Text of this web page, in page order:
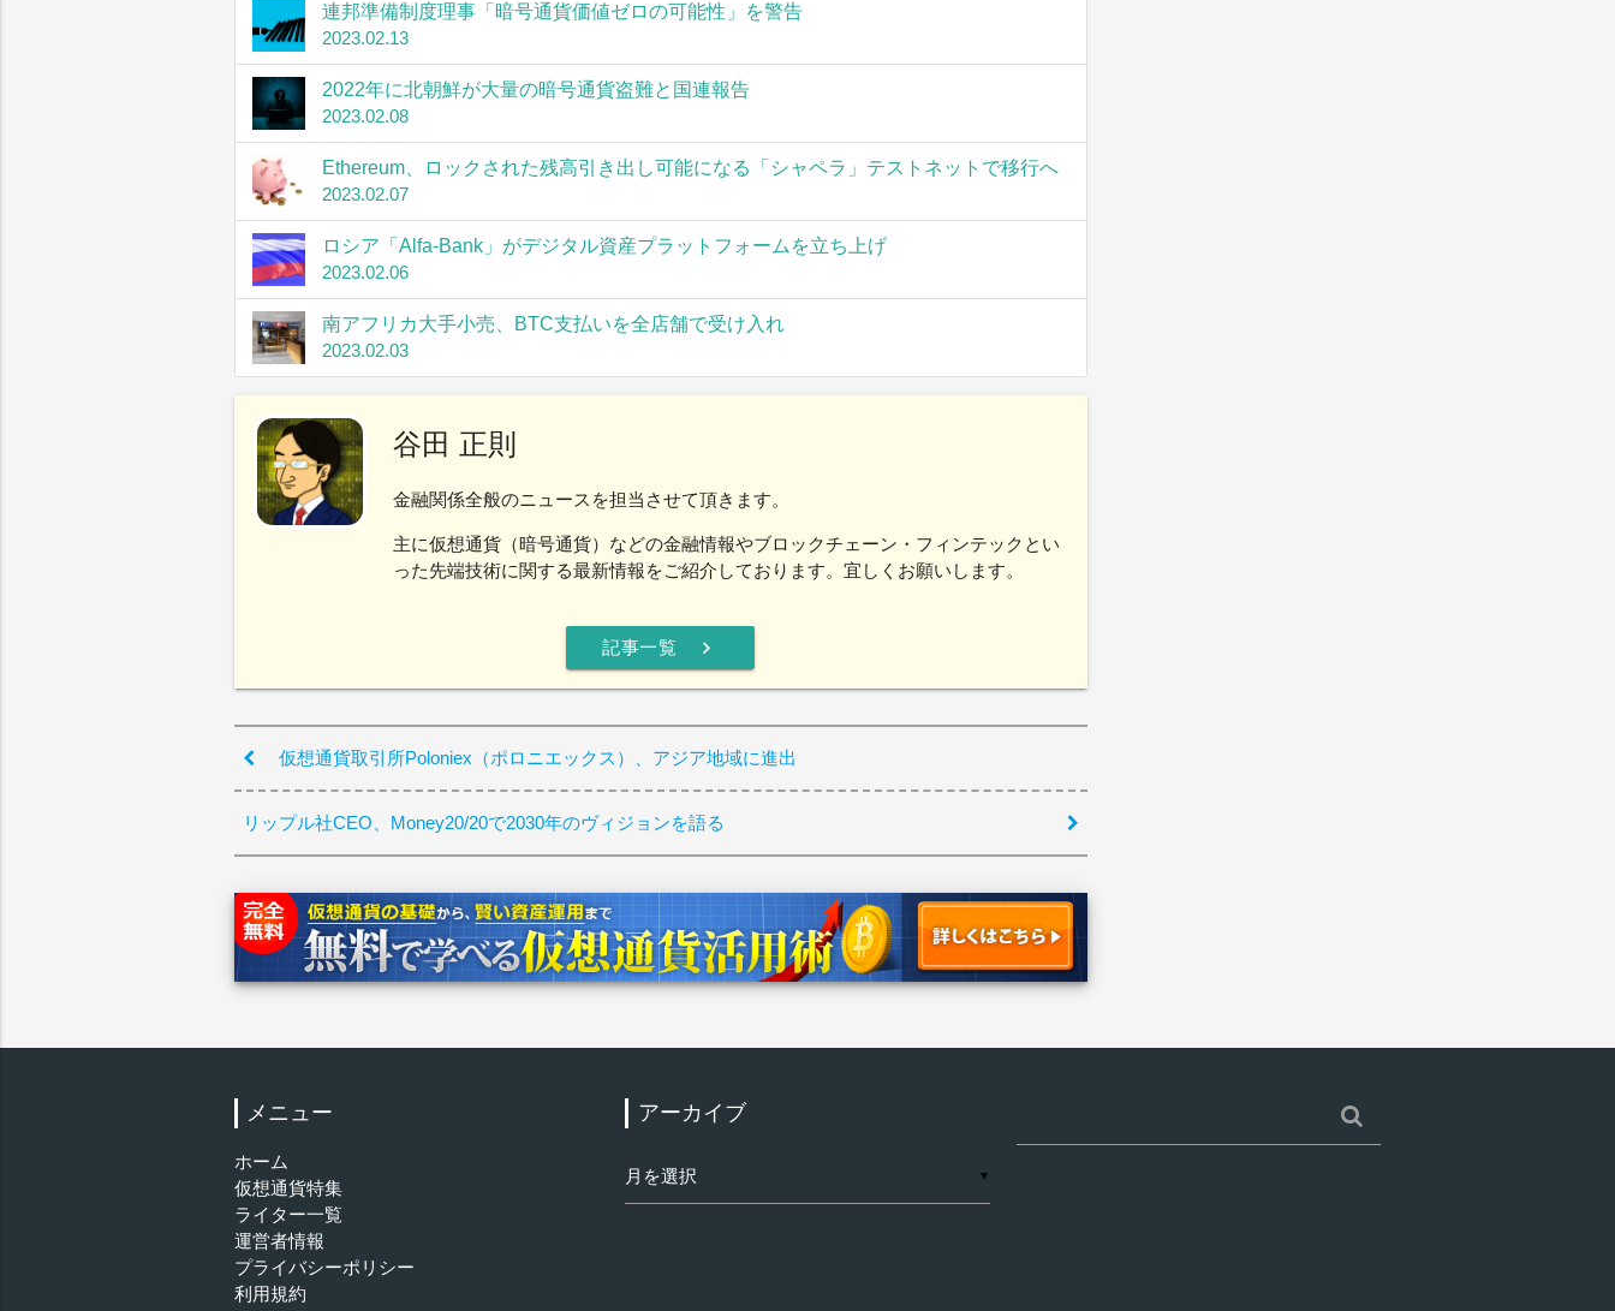
連邦準備制度理事「暗号通貨価値ゼロの可能性」を警告
2023.02.13
2022年に北朝鮮が大量の暗号通貨盗難と国連報告
2023.02.08
Ethereum、ロックされた残高引き出し可能になる「シャペラ」テストネットで移行へ
2023.02.07
ロシア「Alfa-Bank」がデジタル資産プラットフォームを立ち上げ
2023.02.06
南アフリカ大手小売、BTC支払いを全店舗で受け入れ
2023.02.03
谷田 正則
金融関係全般のニュースを担当させて頂きます。
主に仮想通貨（暗号通貨）などの金融情報やブロックチェーン・フィンテックとい
った先端技術に関する最新情報をご紹介しております。宜しくお願いします。
記事一覧 chevron_right
仮想通貨取引所Poloniex（ポロニエックス）、アジア地域に進出
リップル社CEO、Money20/20で2030年のヴィジョンを語る
メニュー
ホーム
仮想通貨特集
ライター一覧
運営者情報
プライバシーポリシー
利用規約
アーカイブ
ー
カ
▼
索: